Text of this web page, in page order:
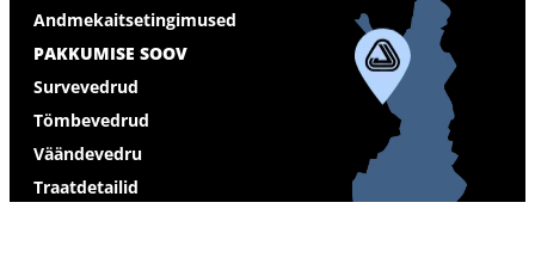
Andmekaitsetingimused
PAKKUMISE SOOV
Survevedrud
Tömbevedrud
Väändevedru
Traatdetailid